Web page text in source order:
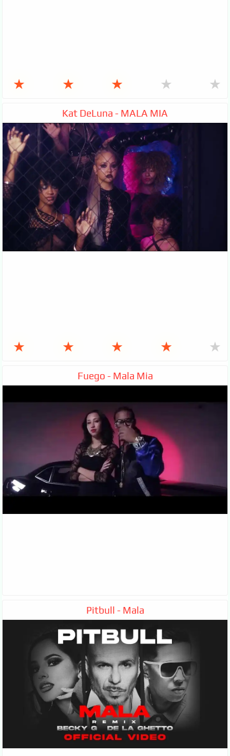
★ ★ ★ ★ ★
Kat DeLuna - MALA MIA
★ ★ ★ ★ ★
Fuego - Mala Mia
Pitbull - Mala